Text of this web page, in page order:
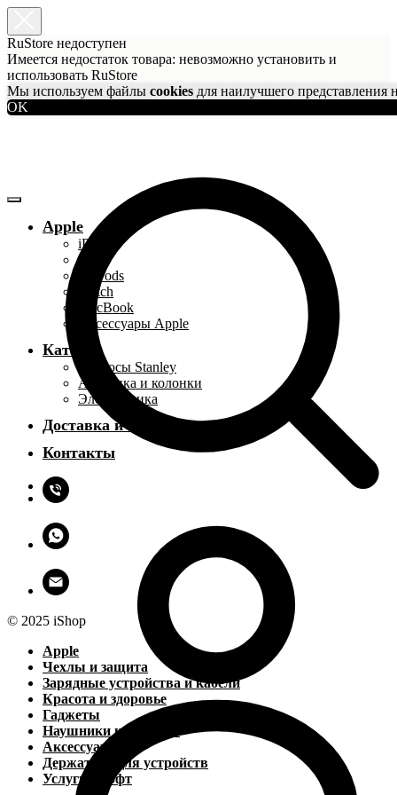
RuStore недоступен
Имеется недостаток товара: невозможно установить и
использовать RuStore
Мы используем файлы cookies для наилучшего представления
OK
Apple
iPhone
iPad
AirPods
Watch
MacBook
Аксессуары Apple
Каталог
Термосы Stanley
Акустика и колонки
Электроника
Доставка и оплата
Контакты
© 2025 iShop
Apple
Чехлы и защита
Зарядные устройства и кабели
Красота и здоровье
Гаджеты
Наушники и колонки
Аксессуары
Держатели для устройств
Услуги и софт